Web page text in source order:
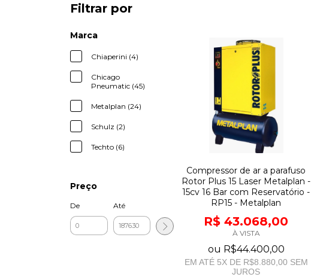
Filtrar por
Marca
Chiaperini (4)
Chicago
Pneumatic (45)
Metalplan (24)
Schulz (2)
Techto (6)
Preço
De Até
Compressor de ar a parafuso
Rotor Plus 15 Laser Metalplan -
15cv 16 Bar com Reservatório -
RP15 - Metalplan
R$ 43.068,00
À VISTA
ou R$44.400,00
EM ATÉ 5X DE R$8.880,00 SEM
JUROS